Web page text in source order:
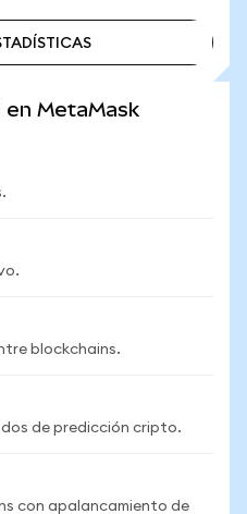
en MetaMask
blockchains.
de predicción cripto.
con apalancamiento de